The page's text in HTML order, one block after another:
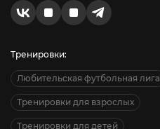
Тренировки:
Любительская футбольная лига
Тренировки для взрослых
Тренировки для детей